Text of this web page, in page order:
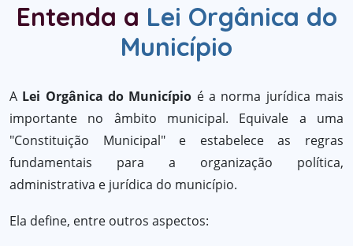
Entenda a Lei Orgânica do
Município
A Lei Orgânica do Município é a norma jurídica mais
importante no âmbito municipal. Equivale a uma
"Constituição Municipal" e estabelece as regras
fundamentais para a organização política,
administrativa e jurídica do município.
Ela define, entre outros aspectos: